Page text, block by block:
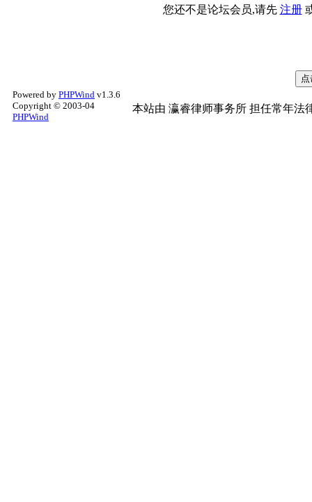
您还不是论坛会员,请先 注册
Powered by PHPWind v1.3.6
Copyright © 2003-04
PHPWind
本站由 瀛睿律师事务所 担任常年法